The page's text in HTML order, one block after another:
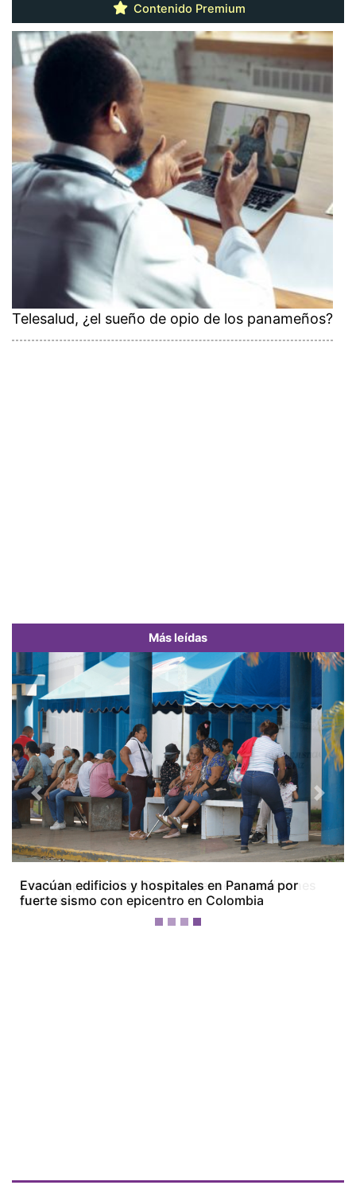
Contenido Premium
Telesalud, ¿el sueño de opio de los panameños?
Más leídas
Casa de paz de San Carlos opera en condiciones
precarias
Previous Next